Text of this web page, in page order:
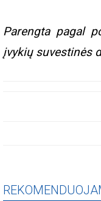
Parengta pagal
įvykių suvestinės